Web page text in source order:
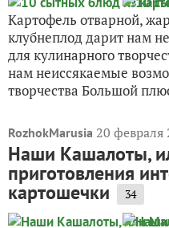
Картофель отварной,
клубнеплод дарит нам
для кулинарного
нам неиссякаемые
творчества Большой
RozhokMarusia 20 февраля
Наши Кашалоты,
приготовления
картошечки 34